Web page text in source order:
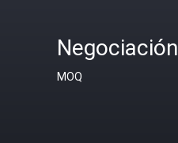
Negociación
MOQ